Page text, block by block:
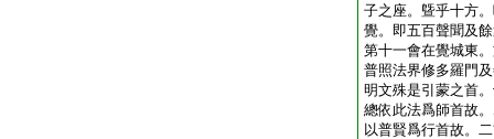
子之座。曁乎十方
覺。即五百聲聞及
第十一會在覺城東
普照法界修多羅門
明文殊是引蒙之首
總依此法爲師首故
以普賢爲行首故。